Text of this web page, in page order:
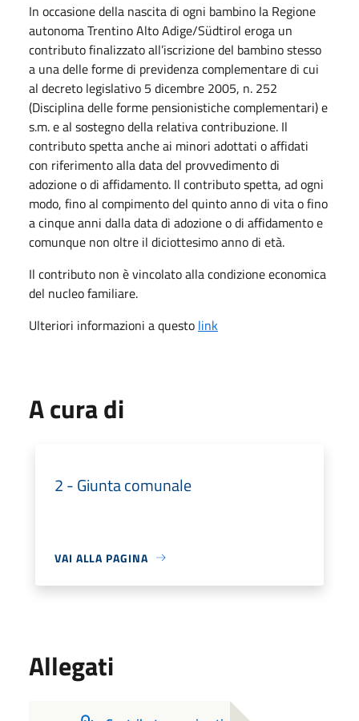
In occasione della nascita di ogni bambino la Regione
autonoma Trentino Alto Adige/Südtirol eroga un
contributo finalizzato all’iscrizione del bambino stesso
a una delle forme di previdenza complementare di cui
al decreto legislativo 5 dicembre 2005, n. 252
(Disciplina delle forme pensionistiche complementari) e
s.m. e al sostegno della relativa contribuzione. Il
contributo spetta anche ai minori adottati o affidati
con riferimento alla data del provvedimento di
adozione o di affidamento. Il contributo spetta, ad ogni
modo, fino al compimento del quinto anno di vita o fino
a cinque anni dalla data di adozione o di affidamento e
comunque non oltre il diciottesimo anno di età.
Il contributo non è vincolato alla condizione economica
del nucleo familiare.
Ulteriori informazioni a questo link
A cura di
2 - Giunta comunale
VAI ALLA PAGINA
Allegati